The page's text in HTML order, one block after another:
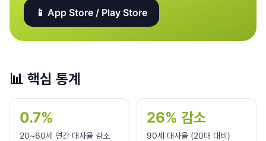
📱 App Store / Play Store
📊 핵심 통계
0.7%
20~60세 연간 대사율 감소
26% 감소
90세 대사율 (20대 대비)